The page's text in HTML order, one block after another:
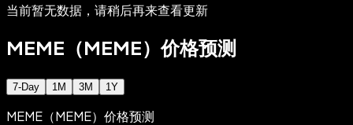
当前暂无数据，请稍后再来查看更新
MEME（MEME）价格预测
7-Day 1M 3M 1Y
MEME（MEME）价格预测